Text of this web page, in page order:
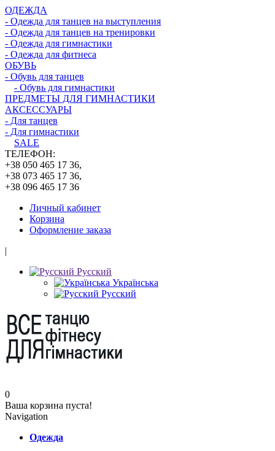
ОДЕЖДА
- Одежда для танцев на выступления
- Одежда для танцев на тренировки
- Одежда для гимнастики
- Одежда для фитнеса
ОБУВЬ
- Обувь для танцев
- Обувь для гимнастики
ПРЕДМЕТЫ ДЛЯ ГИМНАСТИКИ
АКСЕССУАРЫ
- Для танцев
- Для гимнастики
SALE
ТЕЛЕФОН:
+38 050 465 17 36,
+38 073 465 17 36,
+38 096 465 17 36
Личный кабинет
Корзина
Оформление заказа
|
Русский
Українська
Русский
0
Ваша корзина пуста!
Navigation
Одежда